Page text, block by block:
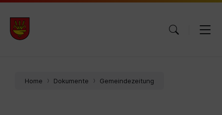
Skip
content
Skip
main
navigation
Skip
footer
Home Dokumente Gemeindezeitung